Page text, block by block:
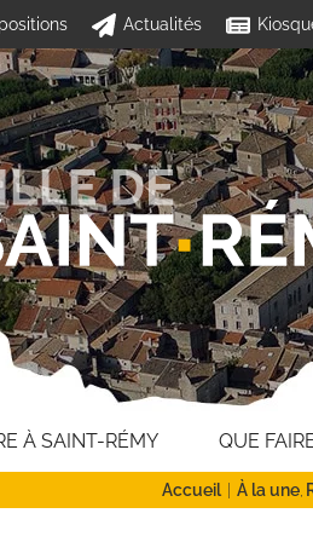
Actualités
À SAINT-RÉMY QUE
Accueil À la une